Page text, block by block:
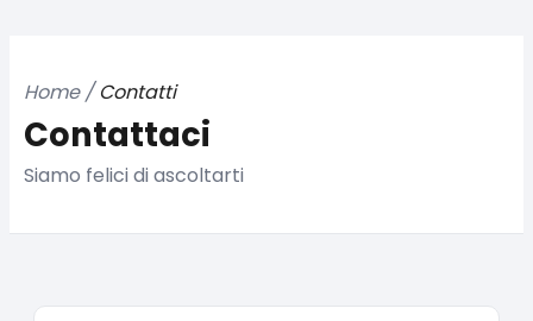
Home /Contatti
Contattaci
Siamo felici di ascoltarti